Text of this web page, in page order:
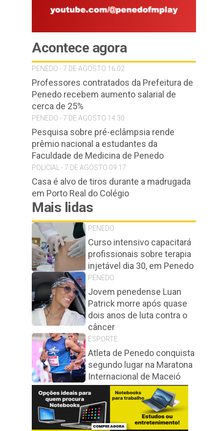
Acontece agora
PENEDO - 7 DE AGOSTO 16:02
Professores contratados da Prefeitura de
Penedo recebem aumento salarial de
cerca de 25%
PENEDO - 7 DE AGOSTO 14:30
Pesquisa sobre pré-eclâmpsia rende
prêmio nacional a estudantes da
Faculdade de Medicina de Penedo
POLICIAL - 7 DE AGOSTO 09:17
Casa é alvo de tiros durante a madrugada
em Porto Real do Colégio
Mais lidas
PENEDO
Curso intensivo capacitará
profissionais sobre terapia
injetável dia 30, em Penedo
PENEDO
Jovem penedense Luan
Patrick morre após quase
dois anos de luta contra o
câncer
ESPORTE
Atleta de Penedo conquista
segundo lugar na Maratona
Internacional de Maceió